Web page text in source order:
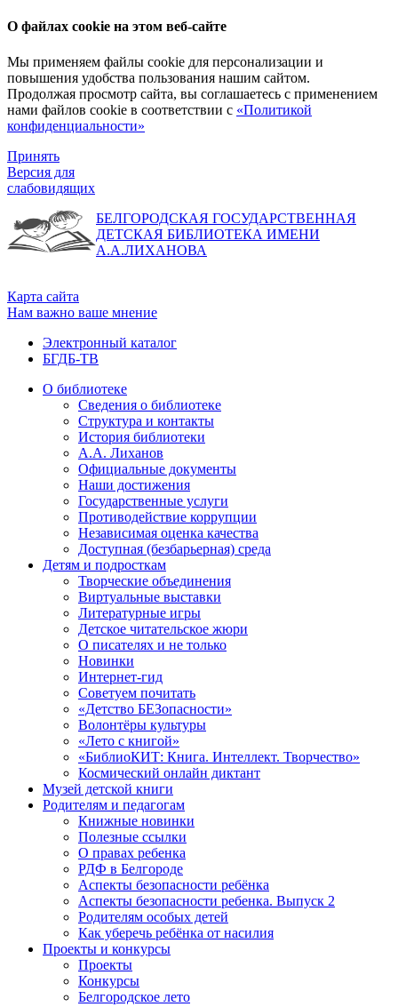
О файлах cookie на этом веб-сайте
Мы применяем файлы cookie для персонализации и
повышения удобства пользования нашим сайтом.
Продолжая просмотр сайта, вы соглашаетесь с применением
нами файлов cookie в соответствии с «Политикой
конфиденциальности»
Принять
Версия для
слабовидящих
БЕЛГОРОДСКАЯ ГОСУДАРСТВЕННАЯ
ДЕТСКАЯ БИБЛИОТЕКА ИМЕНИ
А.А.ЛИХАНОВА
Карта сайта
Нам важно ваше мнение
Электронный каталог
БГДБ-ТВ
О библиотеке
Сведения о библиотеке
Структура и контакты
История библиотеки
А.А. Лиханов
Официальные документы
Наши достижения
Государственные услуги
Противодействие коррупции
Независимая оценка качества
Доступная (безбарьерная) среда
Детям и подросткам
Творческие объединения
Виртуальные выставки
Литературные игры
Детское читательское жюри
О писателях и не только
Новинки
Интернет-гид
Советуем почитать
«Детство БЕЗопасности»
Волонтёры культуры
«Лето с книгой»
«БиблиоКИТ: Книга. Интеллект. Творчество»
Космический онлайн диктант
Музей детской книги
Родителям и педагогам
Книжные новинки
Полезные ссылки
О правах ребенка
РДФ в Белгороде
Аспекты безопасности ребёнка
Аспекты безопасности ребенка. Выпуск 2
Родителям особых детей
Как уберечь ребёнка от насилия
Проекты и конкурсы
Проекты
Конкурсы
Белгородское лето